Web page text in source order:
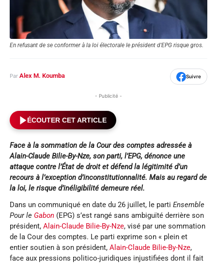
En refusant de se conformer à la loi électorale le président d'EPG risque gros.
Par Alex M. Koumba Suivre
- Publicité -
ÉCOUTER CET ARTICLE
Face à la sommation de la Cour des comptes adressée à
Alain-Claude Bilie-By-Nze, son parti, l’EPG, dénonce une
attaque contre l’État de droit et défend la légitimité d’un
recours à l’exception d’inconstitutionnalité. Mais au regard de
la loi, le risque d’inéligibilité demeure réel.
Dans un communiqué en date du 26 juillet, le parti Ensemble
Pour le Gabon (EPG) s’est rangé sans ambiguïté derrière son
président, Alain-Claude Bilie-By-Nze, visé par une sommation
de la Cour des comptes. Le parti exprime son « plein et
entier soutien à son président, Alain-Claude Bilie-By-Nze,
face aux pressions politico-juridiques injustifiées dont il fait